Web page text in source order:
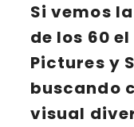
Si vemos
de los 60
Pictures y
buscando
visual